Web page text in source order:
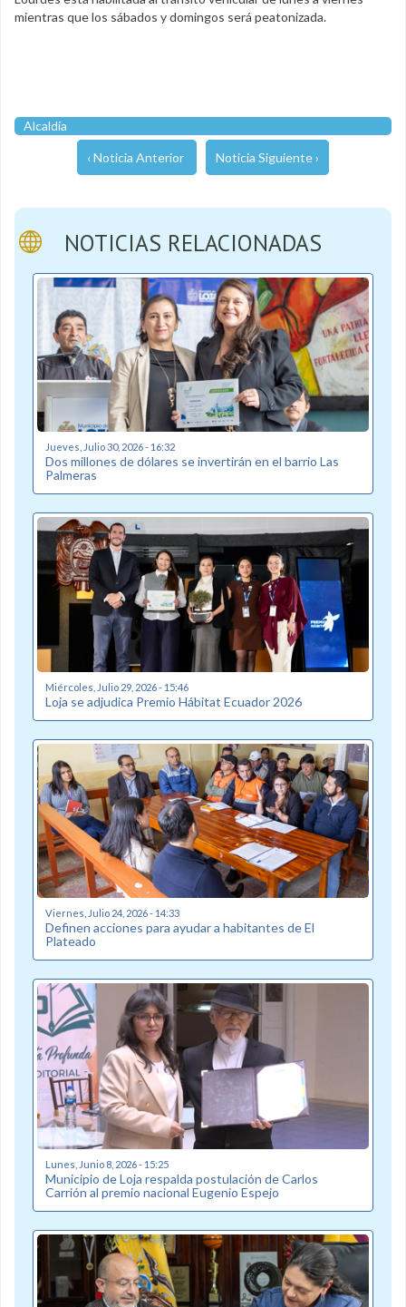
mientras que los sábados y domingos será peatonizada.
Alcaldía
‹ Noticia Anterior Noticia Siguiente ›
NOTICIAS RELACIONADAS
Jueves, Julio 30, 2026 - 16:32
Dos millones de dólares se invertirán en el barrio Las
Palmeras
Miércoles, Julio 29, 2026 - 15:46
Loja se adjudica Premio Hábitat Ecuador 2026
Viernes, Julio 24, 2026 - 14:33
Definen acciones para ayudar a habitantes de El
Plateado
Lunes, Junio 8, 2026 - 15:25
Municipio de Loja respalda postulación de Carlos
Carrión al premio nacional Eugenio Espejo